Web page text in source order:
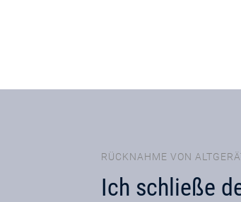
RÜCKNAHME VON
Ich schließe